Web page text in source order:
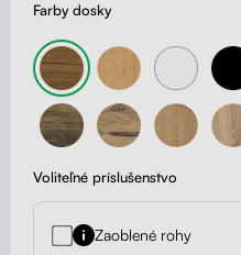
Farby dosky
Voliteľné príslušenstvo
Zaoblené rohy